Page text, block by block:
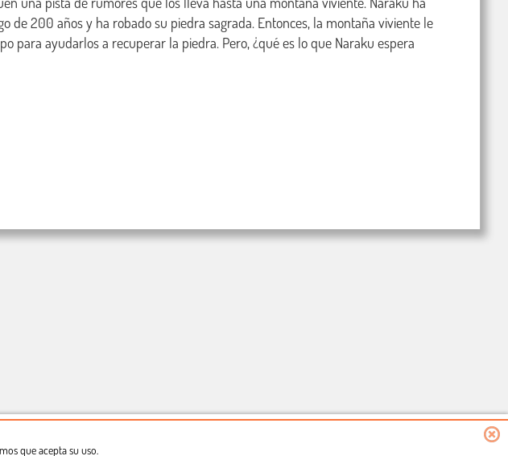
de 200 años y ha robado su piedra sagrada. Entonces, la montaña viviente le
para ayudarlos a recuperar la piedra. Pero, ¿qué es lo que Naraku espera
que acepta su uso.